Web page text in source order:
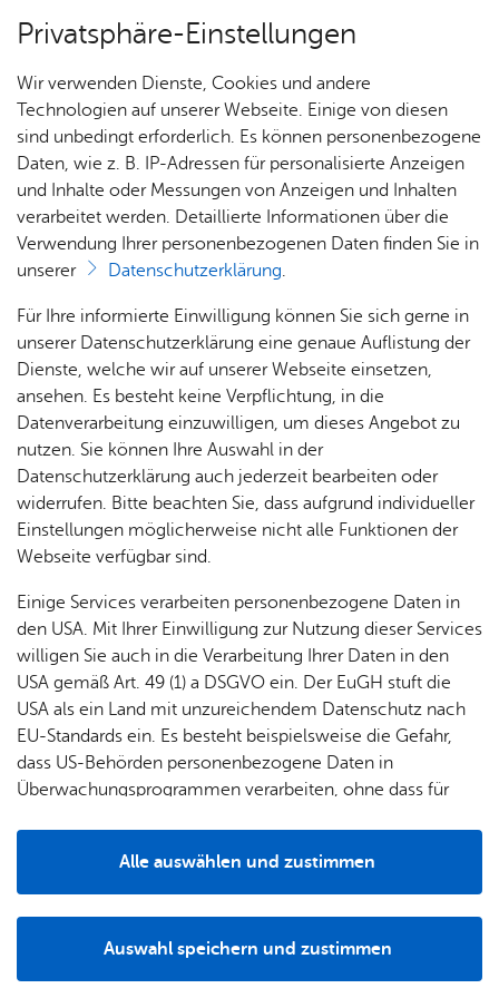
Über­sicht Bür­ger & Stadt
Rat­
haus &
Bür­
ger­
ser­vice
Rat­
häu­ser
& Orts­
ver­
wal­
Ämter
A–Z
Diens
t­leis­
tun­gen
A–Z
For­
Nach­
rich­
ten,
Vi­de­os
& Bil­
der
Me­di­
en­in­
for­ma­
tio­nen
fent­li­
che
Be­
kannt­
ma­
chun­
& TV
Pres­se
Jobs
Stel­
len­an­
ge­bo­te
Aus­bil­
dung &
Stu­di­
um
Bil­
dung
& Be­
treu­
ung
Potz­
be­
treu­
ung
Schu­
len
Bauen
& Um­
welt
Geo­
da­ten
& 3D-
Stadt­
Bau­
stel­len
& Um­
lei­tun­
Um­
welt &
Kli­ma­
Sa­nie­
ren &
bi­li­en
Stadt­
Ge­
sund­
heit &
kum
Ärzte &
Apo­
Fa­mi­lie
& Kin­
der
Se­nio­
ren
Woh­
nen
re­frei
Pfle­ge
& Un­
ter­stüt­
zung
Stadt­plan
Rat­haus Fried­richs­ha­fen, Bür­
ger­ser­vice
Vor­le­sen
Geöffnet während der
Öffnungszeiten des
Bürgerservicesim Rathaus Friedrichshafen
Ausstattung: D/H/Urinal
Barrierefrei: ja
Wickelmöglichkeit: ja, für Frauen und Männer zugänglich
An­schrift
Rat­haus Fried­richs­ha­fen, Bür­ger­ser­vice
Ade­nau­er­platz 1
Fried­richs­ha­fen
Privatsphäre-Einstellungen
Wir verwenden Dienste, Cookies und andere
Technologien auf unserer Webseite. Einige von diesen
sind unbedingt erforderlich. Es können personenbezogene
Daten, wie z. B. IP-Adressen für personalisierte Anzeigen
und Inhalte oder Messungen von Anzeigen und Inhalten
verarbeitet werden. Detaillierte Informationen über die
Verwendung Ihrer personenbezogenen Daten finden Sie in
unserer
Datenschutzerklärung.
Für Ihre informierte Einwilligung können Sie sich gerne in
unserer Datenschutzerklärung eine genaue Auflistung der
Dienste, welche wir auf unserer Webseite einsetzen,
ansehen. Es besteht keine Verpflichtung, in die
Datenverarbeitung einzuwilligen, um dieses Angebot zu
nutzen. Sie können Ihre Auswahl in der
Datenschutzerklärung auch jederzeit bearbeiten oder
widerrufen. Bitte beachten Sie, dass aufgrund individueller
Einstellungen möglicherweise nicht alle Funktionen der
Webseite verfügbar sind.
Einige Services verarbeiten personenbezogene Daten in
den USA. Mit Ihrer Einwilligung zur Nutzung dieser Services
willigen Sie auch in die Verarbeitung Ihrer Daten in den
USA gemäß Art. 49 (1) a DSGVO ein. Der EuGH stuft die
USA als ein Land mit unzureichendem Datenschutz nach
EU-Standards ein. Es besteht beispielsweise die Gefahr,
dass US-Behörden personenbezogene Daten in
Überwachungsprogrammen verarbeiten, ohne dass für
Auswahl speichern und zustimmen
Alle auswählen und zustimmen